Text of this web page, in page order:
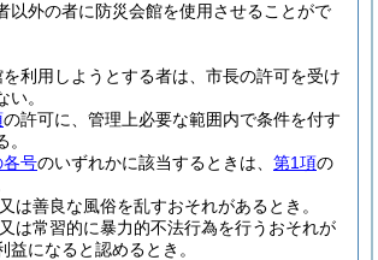
以外の者に防災会館を使用させることがで
を利用しようとする者は、市長の許可を受け
い。
の許可に、管理上必要な範囲内で条件を付す
各号のいずれかに該当するときは、 第1項の
は善良な風俗を乱すおそれがあるとき。
は常習的に暴力的不法行為を行うおそれが
益になると認めるとき。